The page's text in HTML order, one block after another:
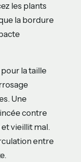
les plants
la bordure
la taille
Une
contre
vieillit mal.
entre